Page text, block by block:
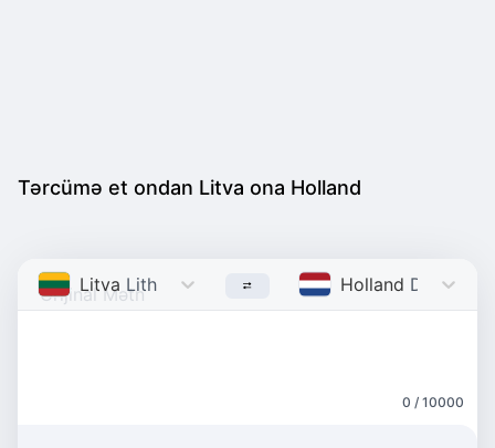
Tərcümə et ondan Litva ona Holland
Litva Lithuanian Holland Dutch
0 / 10000